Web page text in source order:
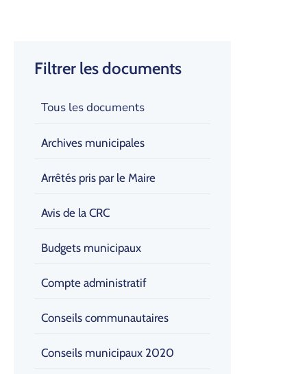
Filtrer les documents
Tous les documents
Archives municipales
Arrêtés pris par le Maire
Avis de la CRC
Budgets municipaux
Compte administratif
Conseils communautaires
Conseils municipaux 2020